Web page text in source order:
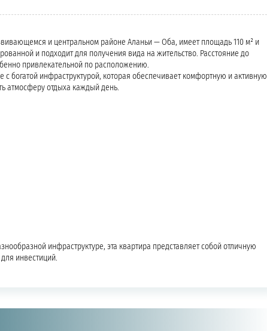
и центральном районе Аланьи — Оба, имеет площадь 110 м² и
и подходит для получения вида на жительство. Расстояние до
привлекательной по расположению.
богатой инфраструктурой, которая обеспечивает комфортную и активную
атмосферу отдыха каждый день.
инфраструктуре, эта квартира представляет собой отличную
инвестиций.